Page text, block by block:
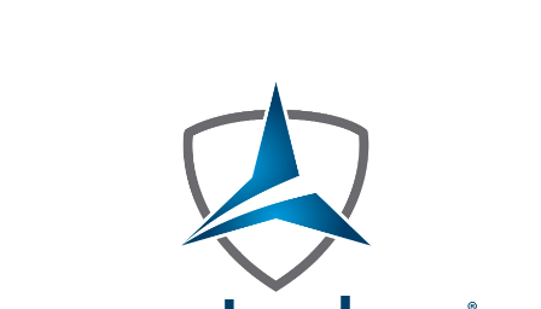
COMO ACTIVIDADES CONEXAS DE CONSULTORÍA, ASESORÍA E INVESTIGACIÓN EN SEGURIDAD PRIVADA.
N°CO23.05256